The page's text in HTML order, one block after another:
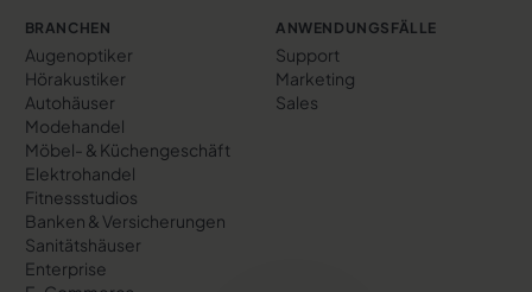
BRANCHEN
Augenoptiker
Hörakustiker
Autohäuser
Modehandel
Möbel- & Küchengeschäft
Elektrohandel
Fitnessstudios
Banken & Versicherungen
Sanitätshäuser
Enterprise
ANWENDUNGSFÄLLE
Support
Marketing
Sales